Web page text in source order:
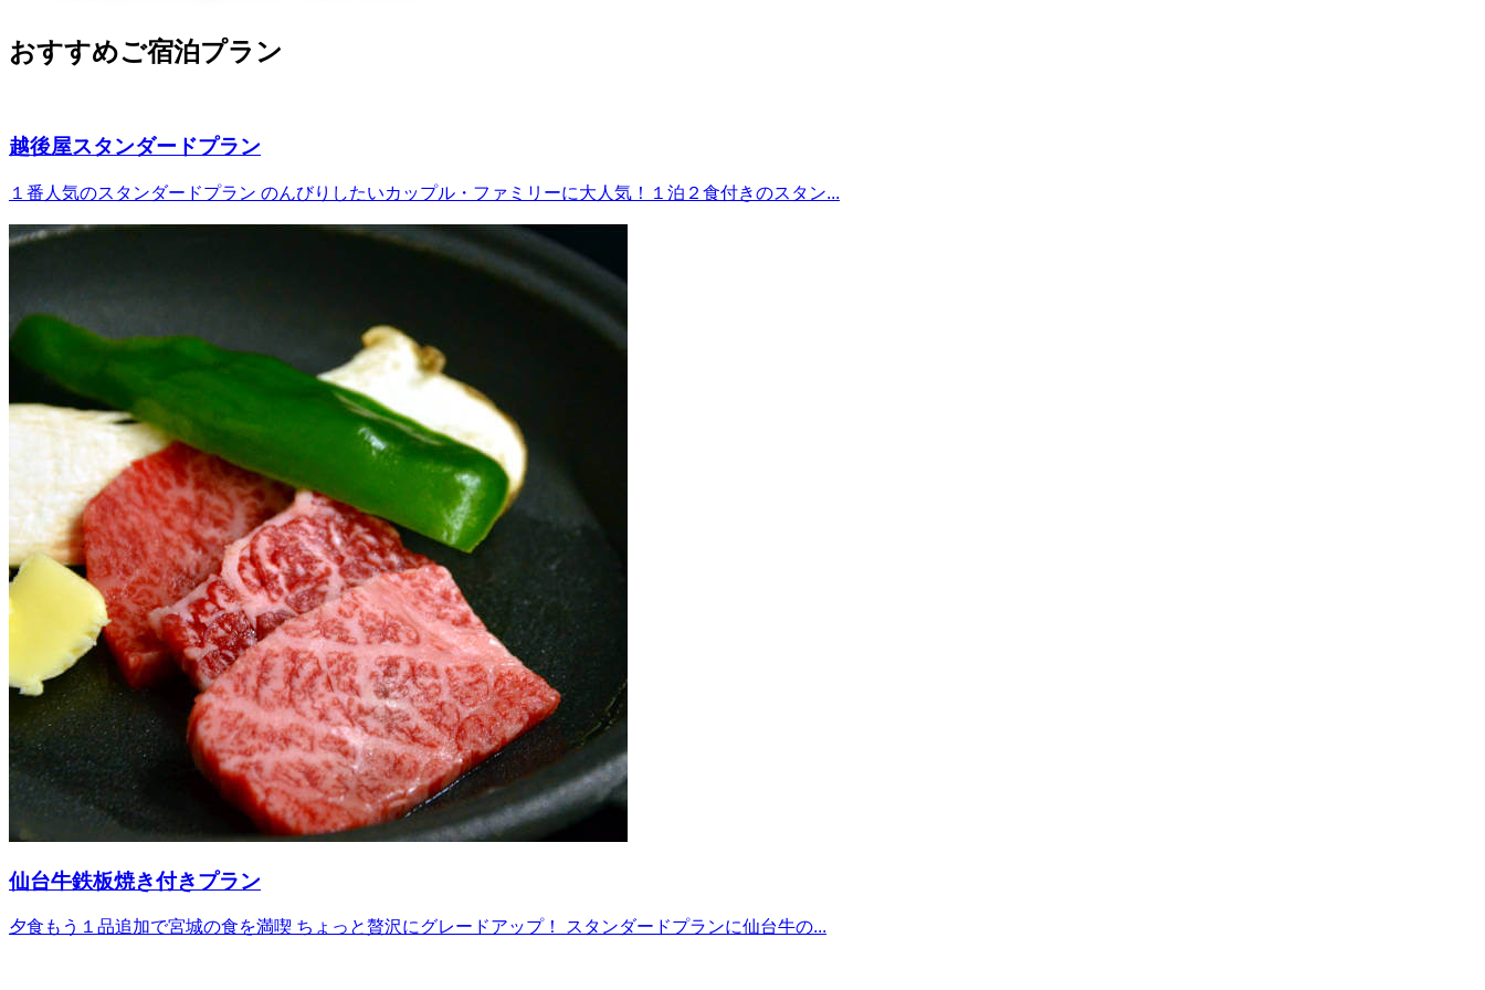
おすすめご宿泊プラン
越後屋スタンダードプラン
１番人気のスタンダードプラン のんびりしたいカップル・ファミリーに大人気！１泊２食付きのスタン...
仙台牛鉄板焼き付きプラン
夕食もう１品追加で宮城の食を満喫 ちょっと贅沢にグレードアップ！ スタンダードプランに仙台牛の...